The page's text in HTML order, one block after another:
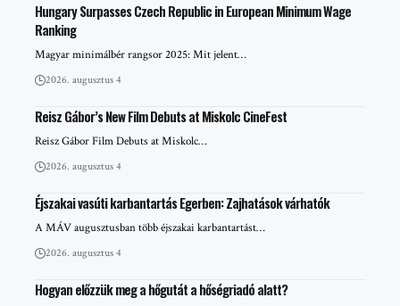
Hungary Surpasses Czech Republic in European Minimum Wage
Ranking
Magyar minimálbér rangsor 2025: Mit jelent…
2026. augusztus 4
Reisz Gábor’s New Film Debuts at Miskolc CineFest
Reisz Gábor Film Debuts at Miskolc…
2026. augusztus 4
Éjszakai vasúti karbantartás Egerben: Zajhatások várhatók
A MÁV augusztusban több éjszakai karbantartást…
2026. augusztus 4
Hogyan előzzük meg a hőgutát a hőségriadó alatt?